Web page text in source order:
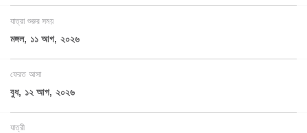
যাত্রা শুরুর সময়
মঙ্গল, ১১ আগ, ২০২৬
ফেরত আসা
বুধ, ১২ আগ, ২০২৬
যাত্রী